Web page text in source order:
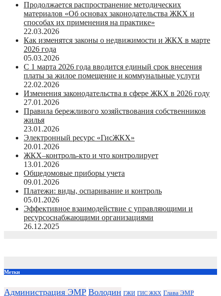
Продолжается распространение методических
материалов «Об основах законодательства ЖКХ и
способах их применения на практике»
22.03.2026
Как изменятся законы о недвижимости и ЖКХ в марте
2026 года
05.03.2026
С 1 марта 2026 года вводится единый срок внесения
платы за жилое помещение и коммунальные услуги
22.02.2026
Изменения законодательства в сфере ЖКХ в 2026 году
27.01.2026
Правила бережливого хозяйствования собственников
жилья
23.01.2026
Электронный ресурс «ГисЖКХ»
20.01.2026
ЖКХ–контроль-кто и что контролирует
13.01.2026
Общедомовые приборы учета
09.01.2026
Платежи: виды, оспаривание и контроль
05.01.2026
Эффективное взаимодействие с управляющими и
ресурсоснабжающими организациями
26.12.2025
Метки
Администрация ЭМР Володин ГЖИ ГИС ЖКХ Глава ЭМР